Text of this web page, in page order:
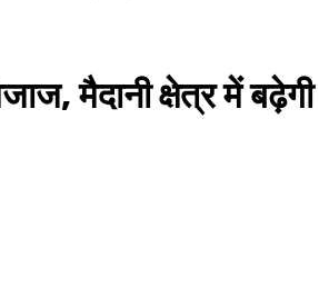
मैदानी क्षेत्र में बढ़ेगी